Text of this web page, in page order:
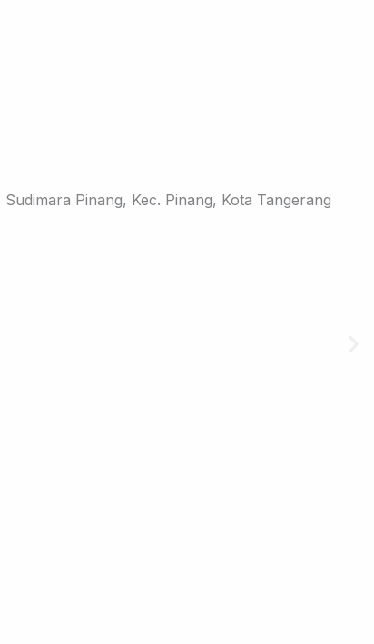
Pinang, Kec. Pinang, Kota Tangerang